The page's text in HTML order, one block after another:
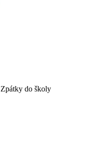
Zpátky do školy